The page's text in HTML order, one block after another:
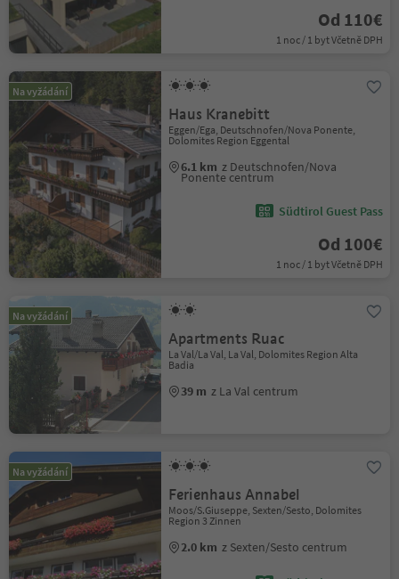
Od 110€
1 noc / 1 byt Včetně DPH
Na vyžádání
Haus Kranebitt
Eggen/Ega, Deutschnofen/Nova Ponente,
Dolomites Region Eggental
6.1 km z Deutschnofen/Nova
Ponente centrum
Südtirol Guest Pass
Od 100€
1 noc / 1 byt Včetně DPH
Na vyžádání
Apartments Ruac
La Val/La Val, La Val, Dolomites Region Alta
Badia
39 m z La Val centrum
Na vyžádání
Ferienhaus Annabel
Moos/S.Giuseppe, Sexten/Sesto, Dolomites
Region 3 Zinnen
2.0 km z Sexten/Sesto centrum